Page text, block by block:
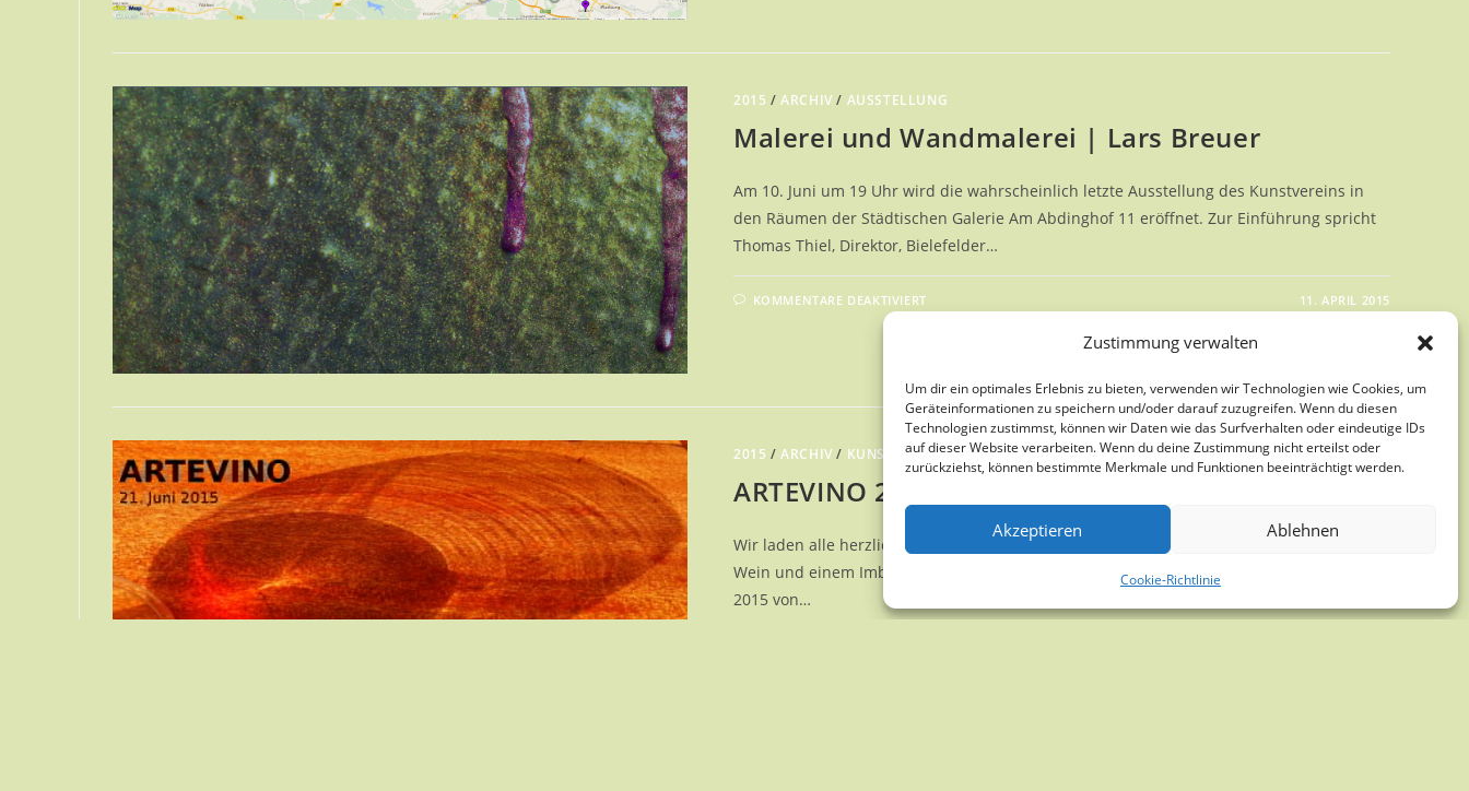
Zustimmung verwalten
Um dir ein optimales Erlebnis zu bieten, verwenden wir Technologien wie Cookies, um
Geräteinformationen zu speichern und/oder darauf zuzugreifen. Wenn du diesen
Technologien zustimmst, können wir Daten wie das Surfverhalten oder eindeutige IDs
auf dieser Website verarbeiten. Wenn du deine Zustimmung nicht erteilst oder
zurückziehst, können bestimmte Merkmale und Funktionen beeinträchtigt werden.
Akzeptieren Ablehnen
Cookie-Richtlinie
2015 /ARCHIV / AUSSTELLUNG
Malerei und Wandmalerei | Lars Breuer
Am 10. Juni um 19 Uhr wird die wahrscheinlich letzte Ausstellung des Kunstvereins in
den Räumen der Städtischen Galerie Am Abdinghof 11 eröffnet. Zur Einführung spricht
Thomas Thiel, Direktor, Bielefelder…
KOMMENTARE DEAKTIVIERTFÜR
MALEREI
BREUER
11. APRIL 2015
2015 /ARCHIV / KUNSTGENUSS/ KUNSTVEREIN SPEZIAL
ARTEVINO 2015
Wir laden alle herzlich zum Fest der Kunst und Kommunikation, zu Gesprächen, Musik,
Wein und einem Imbiss in den Garten der Städtischen Galerie ein. Sonntag den 21. Juni
2015 von…